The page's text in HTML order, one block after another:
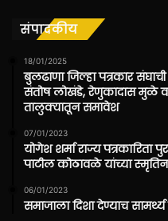
संपादकीय
18/01/2025
बुलढाणा जिल्हा पत्रकार
संतोष लोखंडे, रेणुकादास मुळे व
तालुक्यातून समावेश
07/01/2023
योगेश शर्मा राज्य
पाटील कोठावळे यांच्या
06/01/2023
समाजाला दिशा देण्याच